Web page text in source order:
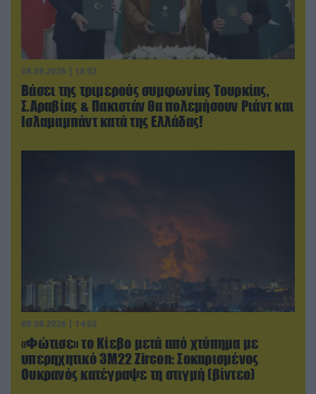
08.08.2026 | 18:02
Βάσει της τριμερούς συμφωνίας Τουρκίας,
Σ.Αραβίας & Πακιστάν θα πολεμήσουν Ριάντ και
Ισλαμαμπάντ κατά της Ελλάδας!
08.08.2026 | 14:02
«Φώτισε» το Κίεβο μετά από χτύπημα με
υπερηχητικό 3M22 Zircon: Σοκαρισμένος
Ουκρανός κατέγραψε τη στιγμή (βίντεο)